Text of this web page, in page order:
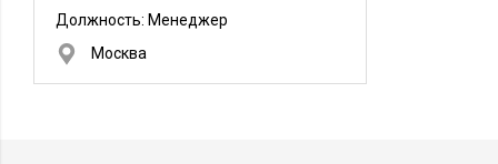
Должность: Менеджер
Москва